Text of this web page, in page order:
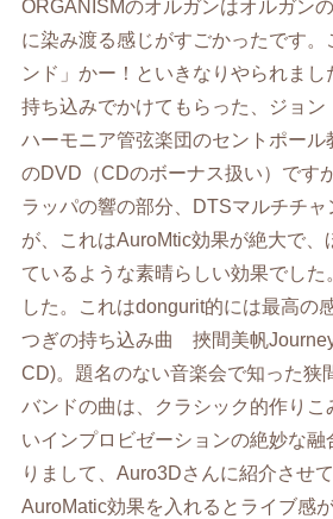
ORGANISMのオルガンはオルガン
に染み渡る感じがすごかったです。
ンド」かー！といきなりやられまし
持ち込みでかけてもらった、ジョ
ハーモニア管弦楽団のセントポール
のDVD（CDのボーナス扱い）です
ラッパの響の部分、DTSマルチチ
が、これはAuroMtic効果が絶大で、
ているような素晴らしい効果でし
した。これはdongurit的には最高の
つぎの持ち込み曲 挾間美帆
CD)。題名のない音楽会で知った狭
バンドの曲は、クラシック的作りこ
いインプロビゼーションの絶妙な
りまして、Auro3Dさんに紹介させ
AuroMatic効果を入れるとライブ感